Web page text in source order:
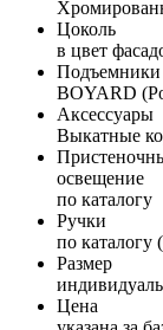
Цоколь
в цвет
Подъемники
BOYARD
Аксессуары
Выкатные
освещение
по каталогу
Ручки
по каталогу
Размер
Цена